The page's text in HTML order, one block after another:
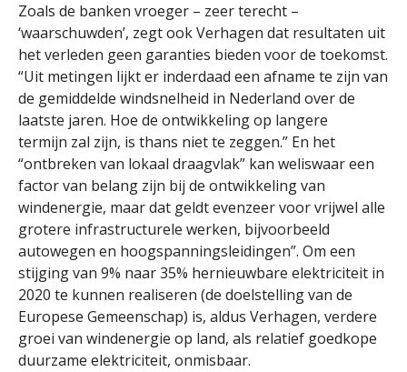
Zoals de banken vroeger – zeer terecht –
‘waarschuwden’, zegt ook Verhagen dat resultaten uit
het verleden geen garanties bieden voor de toekomst.
“Uit metingen lijkt er inderdaad een afname te zijn van
de gemiddelde windsnelheid in Nederland over de
laatste jaren. Hoe de ontwikkeling op langere
termijn zal zijn, is thans niet te zeggen.” En het
“ontbreken van lokaal draagvlak” kan weliswaar een
factor van belang zijn bij de ontwikkeling van
windenergie, maar dat geldt evenzeer voor vrijwel alle
grotere infrastructurele werken, bijvoorbeeld
autowegen en hoogspanningsleidingen”. Om een
stijging van 9% naar 35% hernieuwbare elektriciteit in
2020 te kunnen realiseren (de doelstelling van de
Europese Gemeenschap) is, aldus Verhagen, verdere
groei van windenergie op land, als relatief goedkope
duurzame elektriciteit, onmisbaar.